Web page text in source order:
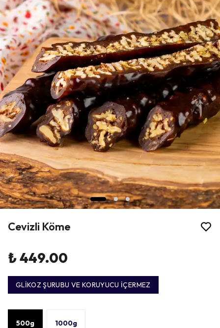
Cevizli Köme
₺ 449.00
GLİKOZ ŞURUBU VE KORUYUCU İÇERMEZ
500g 1000g